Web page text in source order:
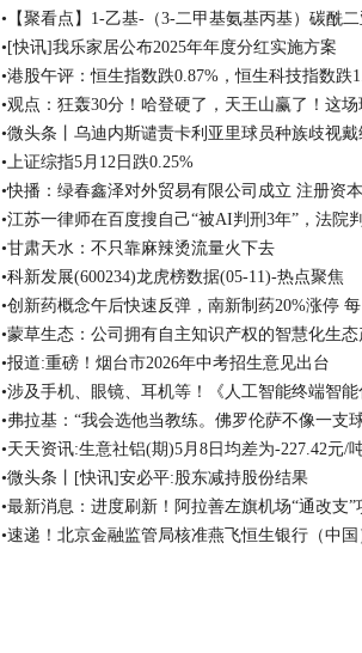
•【聚看点】1-乙基-（3-二甲基氨基丙基）碳酰
•[快讯]我乐家居公布2025年年度分红实施方案
•港股午评：恒生指数跌0.87%，恒生科技指数跌
•观点：狂轰30分！哈登硬了，天王山赢了！这场
•微头条丨乌迪内斯谴责卡利亚里球员种族歧视戴
•上证综指5月12日跌0.25%
•快播：绿春鑫泽对外贸易有限公司成立 注册资
•江苏一律师在百度搜自己“被AI判刑3年”，法院
•甘肃天水：不只靠麻辣烫流量火下去
•科新发展(600234)龙虎榜数据(05-11)-热点聚焦
•创新药概念午后快速反弹，南新制药20%涨停
•蒙草生态：公司拥有自主知识产权的智慧化生
•报道:重磅！烟台市2026年中考招生意见出台
•涉及手机、眼镜、耳机等！《人工智能终端智
•弗拉基：“我会选他当教练。佛罗伦萨不像一支
•天天资讯:生意社铝(期)5月8日均差为-227.42元/
•微头条丨[快讯]安必平:股东减持股份结果
•最新消息：进度刷新！阿拉善左旗机场“通改支
•速递！北京金融监管局核准燕飞恒生银行（中